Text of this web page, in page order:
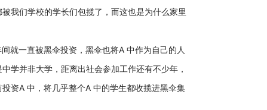
我们学校的学长们包揽了，而这也是为什么家里
一直被黑伞投资，黑伞也将A 中作为自己的人
学并非大学，距离出社会参加工作还有不少年，
资A 中，将几乎整个A 中的学生都收揽进黑伞集